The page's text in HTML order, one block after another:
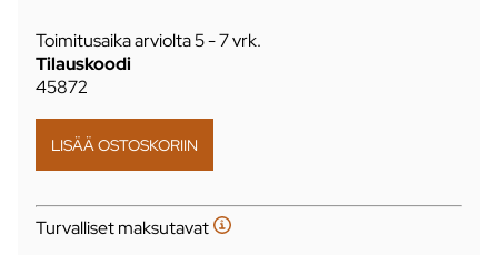
Toimitusaika arviolta5 - 7 vrk.
Tilauskoodi
45872
Turvalliset maksutavat